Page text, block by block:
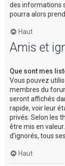
des informations
pourra alors
Haut
Amis et
Que sont mes
Vous pouvez
membres du
seront affichés
rapide, voir leur
privés. Selon les
être mis en
d’ignorés, tous
Haut